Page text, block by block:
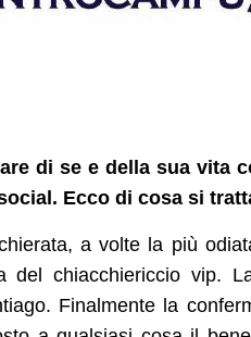
di se e della sua vita
Ecco di cosa si
a volte la più
del chiacchiericcio vip.
Finalmente la